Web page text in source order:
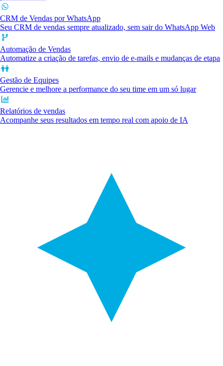
CRM de Vendas por WhatsApp
Seu CRM de vendas sempre atualizado, sem sair do WhatsApp Web
Automação de Vendas
Automatize a criação de tarefas, envio de e-mails e mudanças de etapa
Gestão de Equipes
Gerencie e melhore a performance do seu time em um só lugar
Relatórios de vendas
Acompanhe seus resultados em tempo real com apoio de IA